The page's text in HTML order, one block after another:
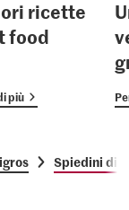
ricette
food
più
Spiedini di